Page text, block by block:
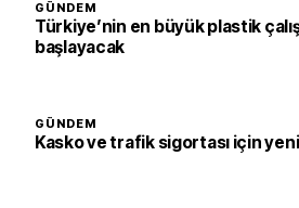
GÜNDEM
Türkiye’nin en büyük plastik
başlayacak
GÜNDEM
Kasko ve trafik sigortası için